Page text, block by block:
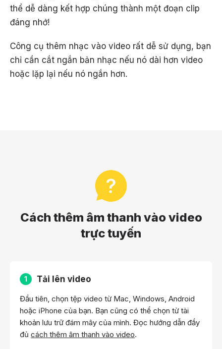
thể dễ dàng kết hợp chúng thành một đoạn clip
đáng nhớ!
Công cụ thêm nhạc vào video rất dễ sử dụng, bạn
chỉ cần cắt ngắn bản nhạc nếu nó dài hơn video
hoặc lặp lại nếu nó ngắn hơn.
Cách thêm âm thanh vào video
trực tuyến
1 Tải lên video
Đầu tiên, chọn tệp video từ Mac, Windows, Android
hoặc iPhone của bạn. Bạn cũng có thể chọn từ tài
khoản lưu trữ đám mây của mình. Đọc hướng dẫn đầy
đủ cách thêm âm thanh vào video.